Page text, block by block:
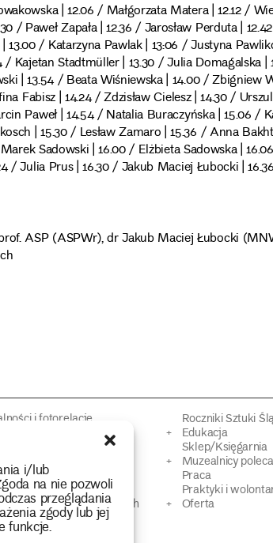
i/lub
na nie pozwoli
przeglądania
zgody lub jej
funkcje.
| 12.06 / Małgorzata Matera | 12.12 /
/ Paweł Zapała | 12.36 / Jarosław Perduta |
/ Katarzyna Pawlak | 13:06 / Justyna
/ Kajetan Stadtmüller | 13.30 / Julia Domagalska
| 13.54 / Beata Wiśniewska | 14.00 / Zbigniew
Fabisz | 14.24 / Zdzisław Cielesz | 14.30 /
Paweł | 14.54 / Natalia Buraczyńska | 15.06 /
| 15.30 / Lesław Zamaro | 15.36 / Anna
Sadowski | 16.00 / Elżbieta Sadowska |
/ Julia Prus | 16.30 / Jakub Maciej Łubocki |
ASP (ASPWr), dr Jakub Maciej Łubocki
i fotorelacje
rozmowy
Dni Dziedzictwa
badań strat wojennych
Roczniki Sztuki
Edukacja
Sklep/Księgarnia
Muzealnicy
Praca
Praktyki i
Oferta